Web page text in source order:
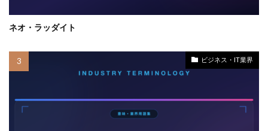
ネオ・ラッダイト
ビジネス・IT業界